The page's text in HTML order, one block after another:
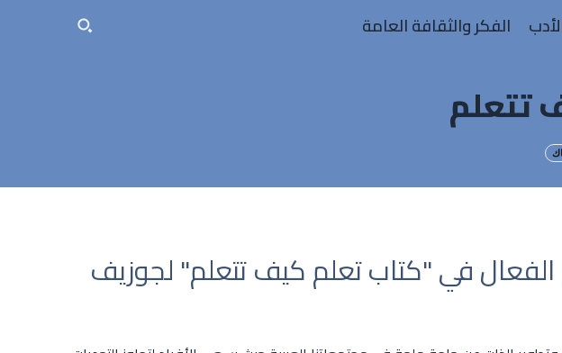
الفكر والثقافة العامة
تتعلم
الفعال في "كتاب تعلم كيف تتعلم" لجوزيف